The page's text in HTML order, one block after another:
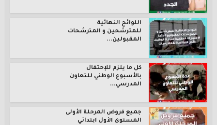
اللوائح النهائية
للمترشحين و المترشحات
المقبولين...
كل ما يلزم للإحتفال
بالأسبوع الوطني للتعاون
المدرسي...
جميع فروض المرحلة الأولى
المستوى الأول ابتدائي